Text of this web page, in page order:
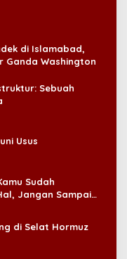
di Islamabad,
Ganda Washington
Sebuah
Usus
Sudah
Jangan Sampai
di Selat Hormuz